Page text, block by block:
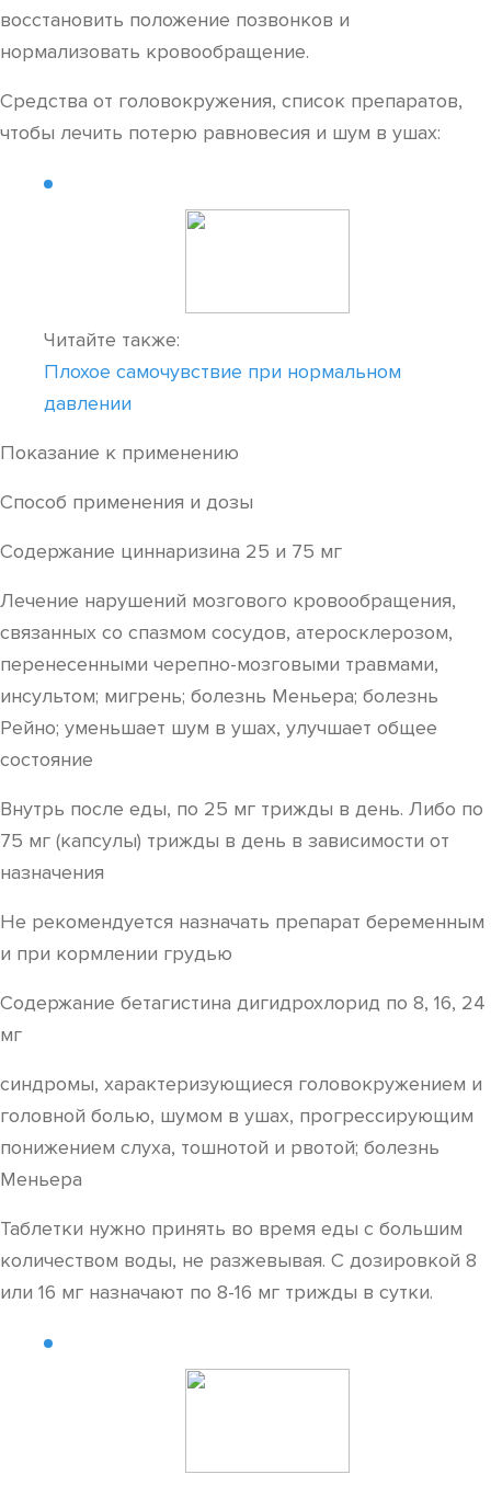
восстановить положение позвонков и
нормализовать кровообращение.
Средства от головокружения, список препаратов,
чтобы лечить потерю равновесия и шум в ушах:
Читайте также:
Плохое самочувствие при нормальном
давлении
Показание к применению
Способ применения и дозы
Содержание циннаризина 25 и 75 мг
Лечение нарушений мозгового кровообращения,
связанных со спазмом сосудов, атеросклерозом,
перенесенными черепно-мозговыми травмами,
инсультом; мигрень; болезнь Меньера; болезнь
Рейно; уменьшает шум в ушах, улучшает общее
состояние
Внутрь после еды, по 25 мг трижды в день. Либо по
75 мг (капсулы) трижды в день в зависимости от
назначения
Не рекомендуется назначать препарат беременным
и при кормлении грудью
Содержание бетагистина дигидрохлорид по 8, 16, 24
мг
синдромы, характеризующиеся головокружением и
головной болью, шумом в ушах, прогрессирующим
понижением слуха, тошнотой и рвотой; болезнь
Меньера
Таблетки нужно принять во время еды с большим
количеством воды, не разжевывая. С дозировкой 8
или 16 мг назначают по 8-16 мг трижды в сутки.